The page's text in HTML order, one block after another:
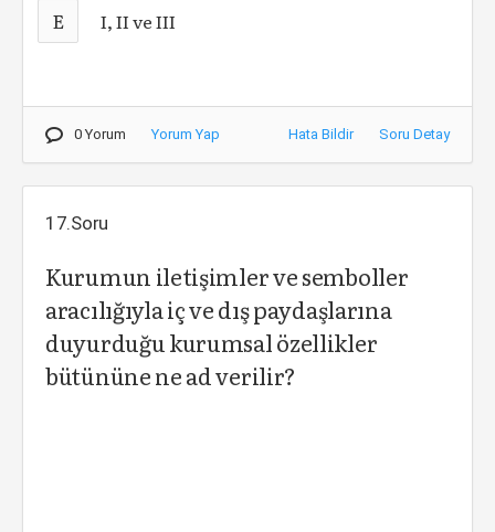
E I, II ve III
0 Yorum Yorum Yap Hata Bildir Soru Detay
17.Soru
Kurumun iletişimler ve semboller
aracılığıyla iç ve dış paydaşlarına
duyurduğu kurumsal özellikler
bütününe ne ad verilir?